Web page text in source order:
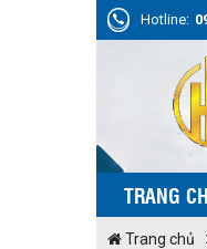
Hotline:
TRANG
Trang chủ